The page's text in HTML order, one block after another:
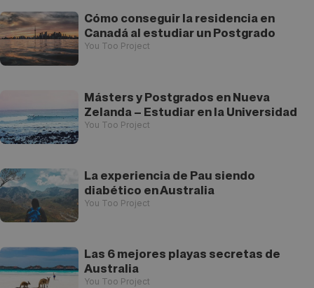
Cómo conseguir la residencia en
Canadá al estudiar un Postgrado
You Too Project
Másters y Postgrados en Nueva
Zelanda – Estudiar en la Universidad
You Too Project
La experiencia de Pau siendo
diabético en Australia
You Too Project
Las 6 mejores playas secretas de
Australia
You Too Project